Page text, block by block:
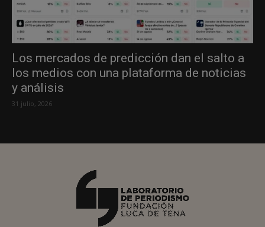
Los mercados de predicción dan el salto a
los medios con una plataforma de noticias
y análisis
31 julio, 2026